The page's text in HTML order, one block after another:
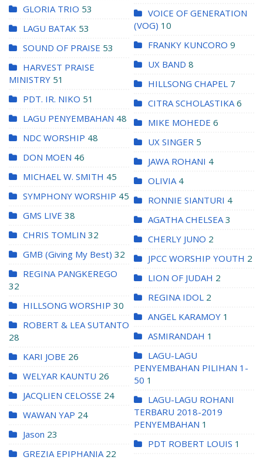
GLORIA TRIO 53
LAGU BATAK 53
SOUND OF PRAISE 53
HARVEST PRAISE
MINISTRY 51
PDT. IR. NIKO 51
LAGU PENYEMBAHAN 48
NDC WORSHIP 48
DON MOEN 46
MICHAEL W. SMITH 45
SYMPHONY WORSHIP 45
GMS LIVE 38
CHRIS TOMLIN 32
GMB (Giving My Best) 32
REGINA PANGKEREGO
32
HILLSONG WORSHIP 30
ROBERT & LEA SUTANTO
28
KARI JOBE 26
WELYAR KAUNTU 26
JACQLIEN CELOSSE 24
WAWAN YAP 24
Jason 23
GREZIA EPIPHANIA 22
VOICE OF GENERATION
(VOG) 10
FRANKY KUNCORO 9
UX BAND 8
HILLSONG CHAPEL 7
CITRA SCHOLASTIKA 6
MIKE MOHEDE 6
UX SINGER 5
JAWA ROHANI 4
OLIVIA 4
RONNIE SIANTURI 4
AGATHA CHELSEA 3
CHERLY JUNO 2
JPCC WORSHIP YOUTH 2
LION OF JUDAH 2
REGINA IDOL 2
ANGEL KARAMOY 1
ASMIRANDAH 1
LAGU-LAGU
PENYEMBAHAN PILIHAN 1-
50 1
LAGU-LAGU ROHANI
TERBARU 2018-2019
PENYEMBAHAN 1
PDT ROBERT LOUIS 1